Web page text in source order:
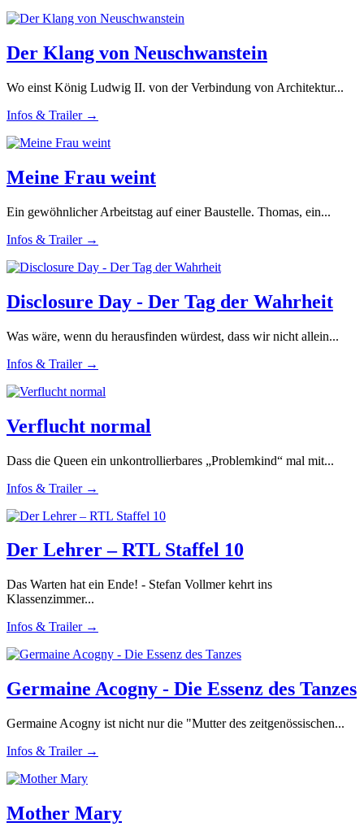
Der Klang von Neuschwanstein
Wo einst König Ludwig II. von der Verbindung von Architektur...
Infos & Trailer →
Meine Frau weint
Ein gewöhnlicher Arbeitstag auf einer Baustelle. Thomas, ein...
Infos & Trailer →
Disclosure Day - Der Tag der Wahrheit
Was wäre, wenn du herausfinden würdest, dass wir nicht allein...
Infos & Trailer →
Verflucht normal
Dass die Queen ein unkontrollierbares „Problemkind“ mal mit...
Infos & Trailer →
Der Lehrer – RTL Staffel 10
Das Warten hat ein Ende! - Stefan Vollmer kehrt ins
Klassenzimmer...
Infos & Trailer →
Germaine Acogny - Die Essenz des Tanzes
Germaine Acogny ist nicht nur die "Mutter des zeitgenössischen...
Infos & Trailer →
Mother Mary